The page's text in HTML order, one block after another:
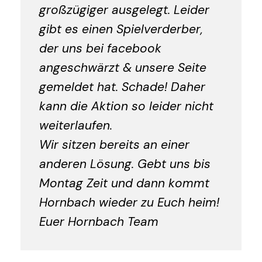
großzügiger ausgelegt. Leider
gibt es einen Spielverderber,
der uns bei facebook
angeschwärzt & unsere Seite
gemeldet hat. Schade! Daher
kann die Aktion so leider nicht
weiterlaufen.
Wir sitzen bereits an einer
anderen Lösung. Gebt uns bis
Montag Zeit und dann kommt
Hornbach wieder zu Euch heim!
Euer Hornbach Team